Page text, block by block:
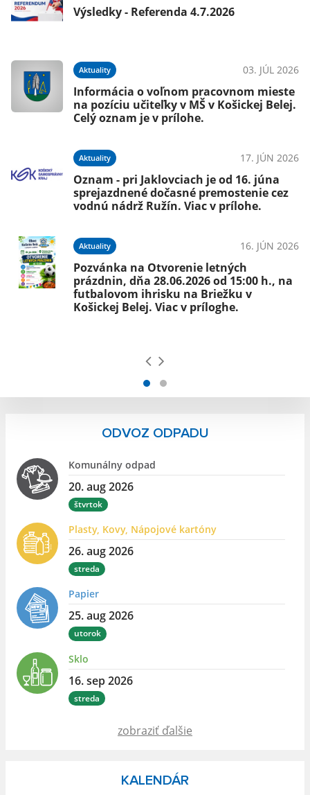
Výsledky - Referenda 4.7.2026
Aktuality 03. JÚL 2026
Informácia o voľnom pracovnom mieste
na pozíciu učiteľky v MŠ v Košickej Belej.
Celý oznam je v prílohe.
Aktuality 17. JÚN 2026
Oznam - pri Jaklovciach je od 16. júna
sprejazdnené dočasné premostenie cez
vodnú nádrž Ružín. Viac v prílohe.
Aktuality 16. JÚN 2026
Pozvánka na Otvorenie letných
prázdnin, dňa 28.06.2026 od 15:00 h., na
futbalovom ihrisku na Briežku v
Košickej Belej. Viac v príloghe.
ODVOZ ODPADU
Komunálny odpad
20. aug 2026
štvrtok
Plasty, Kovy, Nápojové kartóny
26. aug 2026
streda
Papier
25. aug 2026
utorok
Sklo
16. sep 2026
streda
zobraziť ďalšie
KALENDÁR